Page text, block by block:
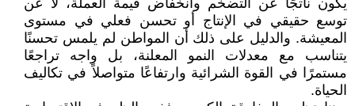
يكون ناتجًا عن التضخم وانخفاض قيمة العملة، لا عن
توسع حقيقي في الإنتاج أو تحسن فعلي في مستوى
المعيشة. والدليل على ذلك أن المواطن لم يلمس تحسنًا
يتناسب مع معدلات النمو المعلنة، بل واجه تراجعًا
مستمرًا في القوة الشرائية وارتفاعًا متواصلاً في تكاليف
الحياة.